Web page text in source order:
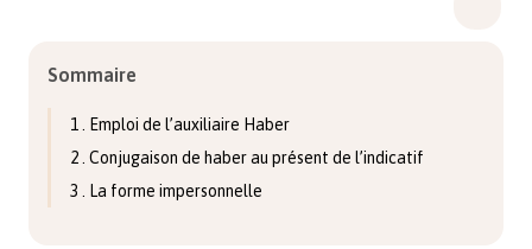
Sommaire
1 . Emploi de l’auxiliaire Haber
2 . Conjugaison de haber au présent de l’indicatif
3 . La forme impersonnelle